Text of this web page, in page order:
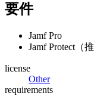
要件
Jamf Pro
Jamf Protect（推
license
Other
requirements